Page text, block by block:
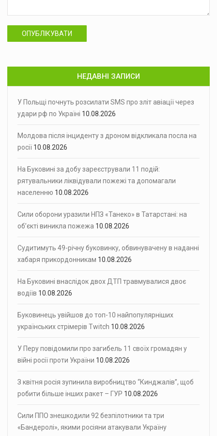
ОПУБЛІКУВАТИ
НЕДАВНІ ЗАПИСИ
У Польщі почнуть розсилати SMS про зліт авіації через
удари рф по Україні 10.08.2026
Молдова після інциденту з дроном відкликала посла на
росії 10.08.2026
На Буковині за добу зареєстрували 11 подій:
рятувальники ліквідували пожежі та допомагали
населенню 10.08.2026
Сили оборони уразили НПЗ «Танеко» в Татарстані: на
об’єкті виникла пожежа 10.08.2026
Судитимуть 49-річну буковинку, обвинувачену в наданні
хабаря прикордонникам 10.08.2026
На Буковині внаслідок двох ДТП травмувалися двоє
водіїв 10.08.2026
Буковинець увійшов до топ-10 найпопулярніших
українських стрімерів Twitch 10.08.2026
У Перу повідомили про загибель 11 своїх громадян у
війні росії проти України 10.08.2026
З квітня росія зупинила виробництво “Кинджалів”, щоб
робити більше інших ракет – ГУР 10.08.2026
Сили ППО знешкодили 92 безпілотники та три
«Бандеролі», якими росіяни атакували Україну